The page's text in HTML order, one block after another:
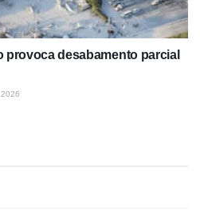
provoca desabamento parcial